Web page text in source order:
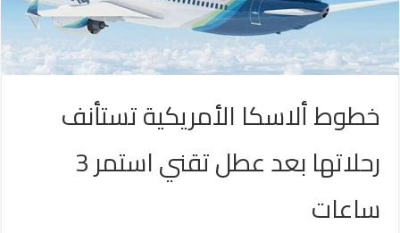
خطوط ألاسكا الأمريكية تستأنف
رحلاتها بعد عطل تقني استمر 3
ساعات